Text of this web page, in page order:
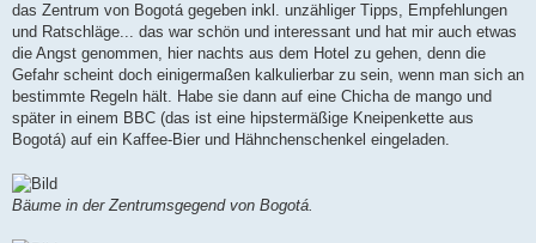
das Zentrum von Bogotá gegeben inkl. unzähliger Tipps, Empfehlungen
und Ratschläge... das war schön und interessant und hat mir auch etwas
die Angst genommen, hier nachts aus dem Hotel zu gehen, denn die
Gefahr scheint doch einigermaßen kalkulierbar zu sein, wenn man sich an
bestimmte Regeln hält. Habe sie dann auf eine Chicha de mango und
später in einem BBC (das ist eine hipstermäßige Kneipenkette aus
Bogotá) auf ein Kaffee-Bier und Hähnchenschenkel eingeladen.
Bäume in der Zentrumsgegend von Bogotá.